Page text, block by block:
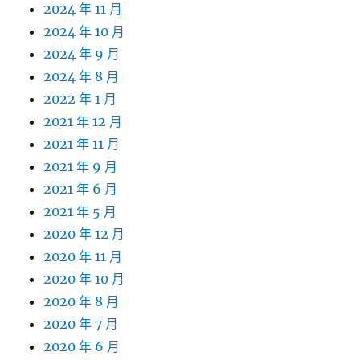
2024 年 11 月
2024 年 10 月
2024 年 9 月
2024 年 8 月
2022 年 1 月
2021 年 12 月
2021 年 11 月
2021 年 9 月
2021 年 6 月
2021 年 5 月
2020 年 12 月
2020 年 11 月
2020 年 10 月
2020 年 8 月
2020 年 7 月
2020 年 6 月